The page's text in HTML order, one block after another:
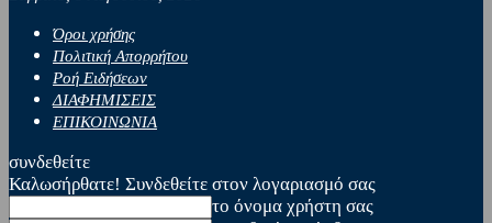
Όροι χρήσης
Πολιτική Απορρήτου
Ροή Ειδήσεων
ΔΙΑΦΗΜΙΣΕΙΣ
ΕΠΙΚΟΙΝΩΝΙΑ
συνδεθείτε
Καλωσήρθατε! Συνδεθείτε στον λογαριασμό σας
το όνομα χρήστη σας